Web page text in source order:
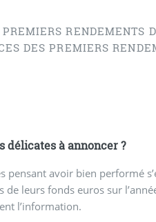
RENDEMENTS
DES PREMIERS
délicates à annoncer ?
pensant avoir bien performé
leurs fonds euros sur
l’information.